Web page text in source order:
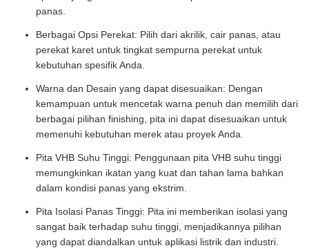
panas.
Berbagai Opsi Perekat: Pilih dari akrilik, cair panas, atau
perekat karet untuk tingkat sempurna perekat untuk
kebutuhan spesifik Anda.
Warna dan Desain yang dapat disesuaikan: Dengan
kemampuan untuk mencetak warna penuh dan memilih dari
berbagai pilihan finishing, pita ini dapat disesuaikan untuk
memenuhi kebutuhan merek atau proyek Anda.
Pita VHB Suhu Tinggi: Penggunaan pita VHB suhu tinggi
memungkinkan ikatan yang kuat dan tahan lama bahkan
dalam kondisi panas yang ekstrim.
Pita Isolasi Panas Tinggi: Pita ini memberikan isolasi yang
sangat baik terhadap suhu tinggi, menjadikannya pilihan
yang dapat diandalkan untuk aplikasi listrik dan industri.